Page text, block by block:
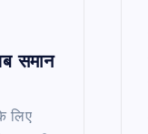
समान
लिए